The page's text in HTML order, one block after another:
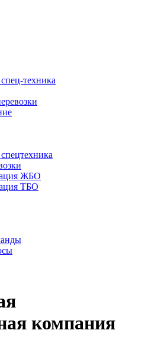
техника
ЖБО
ТБО
компания